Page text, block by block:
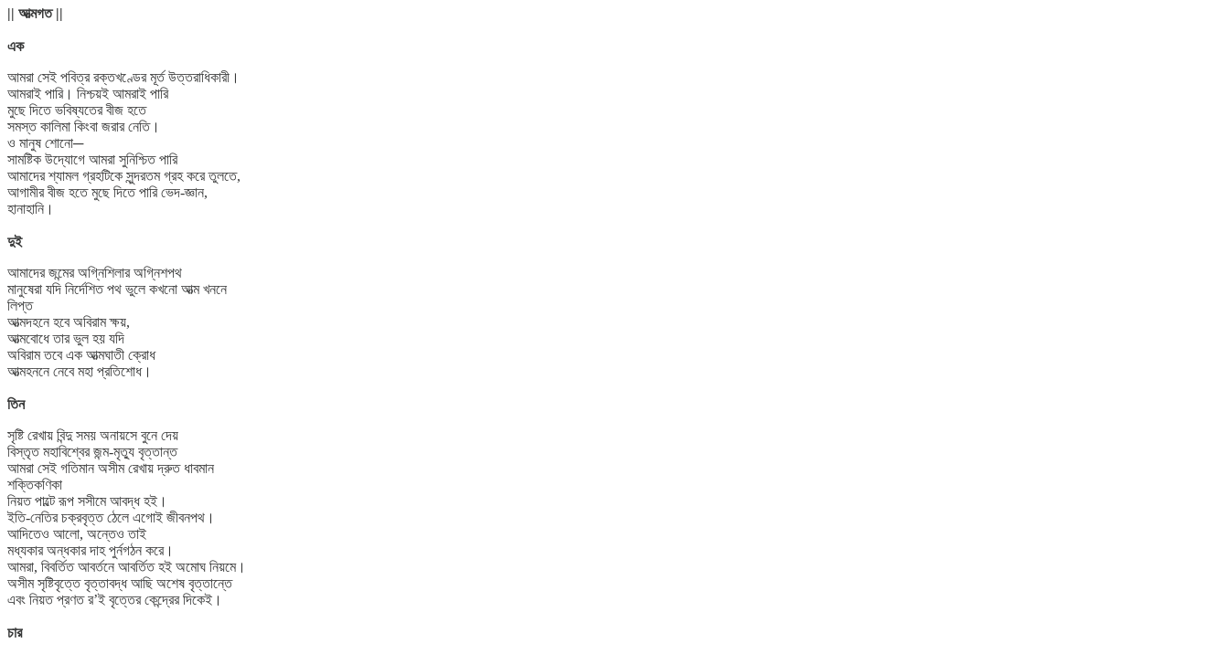
|| আত্মগত ||
এক
আমরা সেই পবিত্র রক্তখণ্ডের মূর্ত উত্তরাধিকারী।
আমরাই পারি। নিশ্চয়ই আমরাই পারি
মুছে দিতে ভবিষ্যতের বীজ হতে
সমস্ত কালিমা কিংবা জরার নেতি।
ও মানুষ শোনো─
সামষ্টিক উদ্যোগে আমরা সুনিশ্চিত পারি
আমাদের শ্যামল গ্রহটিকে সুন্দরতম গ্রহ করে তুলতে,
আগামীর বীজ হতে মুছে দিতে পারি ভেদ-জ্ঞান,
হানাহানি।
দুই
আমাদের জন্মের অগ্নিশিলার অগ্নিশপথ
মানুষেরা যদি নির্দেশিত পথ ভুলে কখনো আত্ম খননে
লিপ্ত
আত্মদহনে হবে অবিরাম ক্ষয়,
আত্মবোধে তার ভুল হয় যদি
অবিরাম তবে এক আত্মঘাতী ক্রোধ
আত্মহননে নেবে মহা প্রতিশোধ।
তিন
সৃষ্টি রেখায় বিন্দু সময় অনায়সে বুনে দেয়
বিস্তৃত মহাবিশ্বের জন্ম-মৃত্যু বৃত্তান্ত
আমরা সেই গতিমান অসীম রেখায় দ্রুত ধাবমান
শক্তিকণিকা
নিয়ত পাল্টে রূপ সসীমে আবদ্ধ হই।
ইতি-নেতির চক্রবৃত্ত ঠেলে এগোই জীবনপথ।
আদিতেও আলো, অন্তেও তাই
মধ্যকার অন্ধকার দাহ পুর্নগঠন করে।
আমরা, বিবর্তিত আবর্তনে আবর্তিত হই অমোঘ নিয়মে।
অসীম সৃষ্টিবৃত্তে বৃত্তাবদ্ধ আছি অশেষ বৃত্তান্তে
এবং নিয়ত প্রণত র’ই বৃত্তের কেন্দ্রের দিকেই।
চার